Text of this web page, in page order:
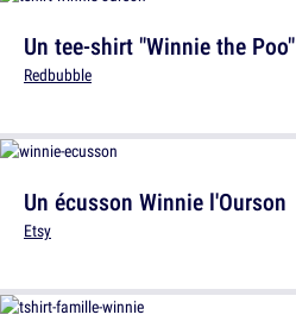
Un tee-shirt "Winnie the Poo"
Redbubble
Un écusson Winnie l'Ourson
Etsy